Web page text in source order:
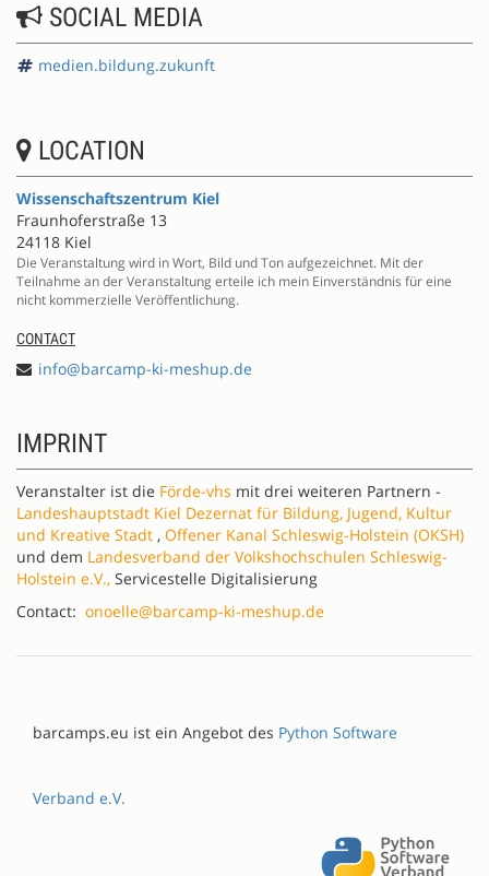
SOCIAL MEDIA
medien.bildung.zukunft
LOCATION
Wissenschaftszentrum Kiel
Fraunhoferstraße 13
24118 Kiel
Die Veranstaltung wird in Wort, Bild und Ton aufgezeichnet. Mit der
Teilnahme an der Veranstaltung erteile ich mein Einverständnis für eine
nicht kommerzielle Veröffentlichung.
CONTACT
info@barcamp-ki-meshup.de
IMPRINT
Veranstalter ist die Förde-vhs mit drei weiteren Partnern -
Landeshauptstadt Kiel Dezernat für Bildung, Jugend, Kultur
und Kreative Stadt , Offener Kanal Schleswig-Holstein (OKSH)
und dem Landesverband der Volkshochschulen Schleswig-
Holstein e.V., Servicestelle Digitalisierung
Contact: onoelle@barcamp-ki-meshup.de
barcamps.eu ist ein Angebot des Python Software
Verband e.V.